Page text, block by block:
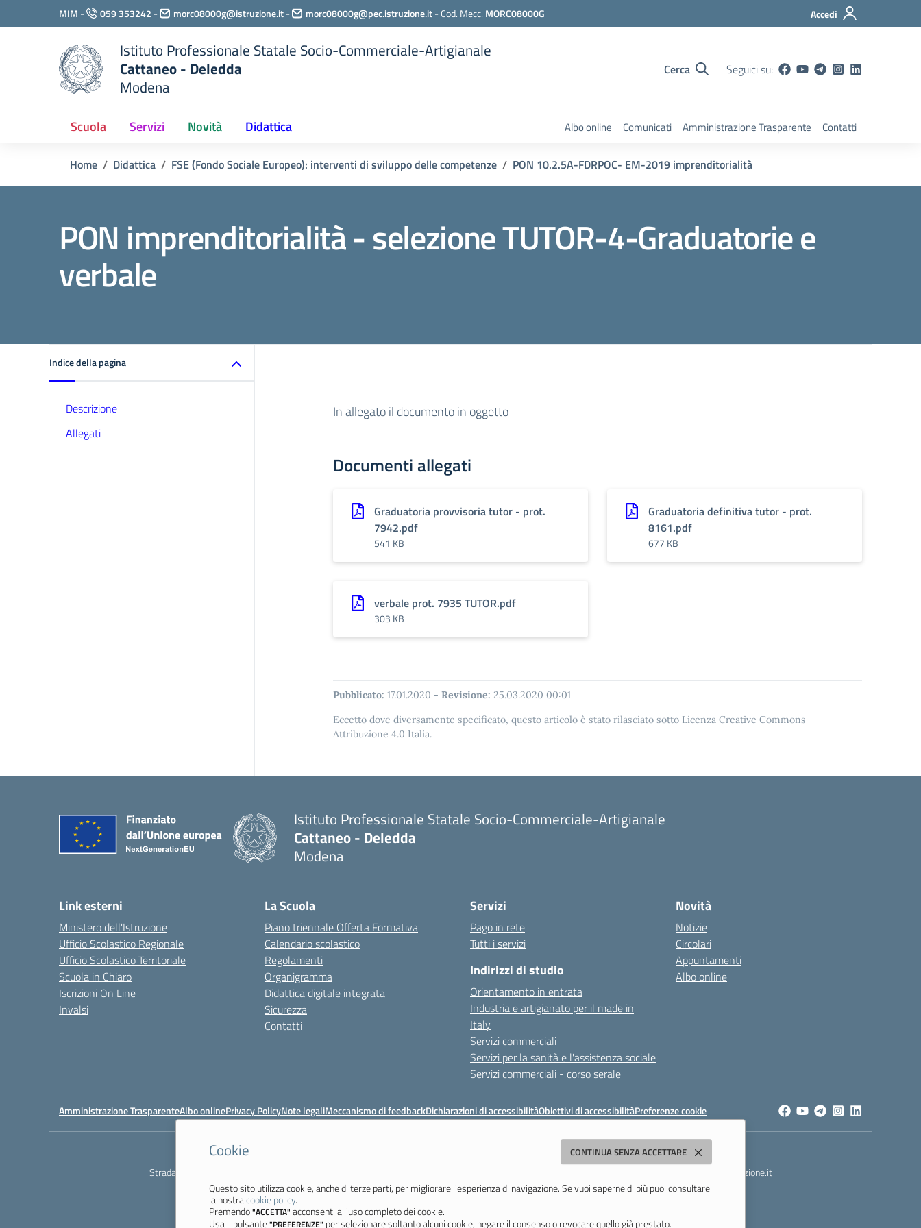
Cookie CONTINUA SENZA ACCETTARE
Questo sito utilizza cookie, anche di terze parti, per migliorare l'esperienza di navigazione. Se vuoi saperne di più puoi consultare
la nostracookie policy.
Premendo"ACCETTA" acconsenti all'uso completo dei cookie.
Usa il pulsante"PREFERENZE" per selezionare soltanto alcuni cookie, negare il consenso o revocare quello già prestato.
Vai ai contenuti
Vai al menu di navigazione
MIM - 059 353242 - morc08000g@istruzione.it- morc08000g@pec.istruzione.it-Cod. Mecc. MORC08000G Accedi
Istituto Professionale Statale Socio-Commerciale-Artigianale
Cattaneo - Deledda
Modena
Cerca Seguici su:
Scuola Servizi Novità Didattica Albo online Comunicati Amministrazione Trasparente Contatti
Home Didattica FSE (Fondo Sociale Europeo): interventi di sviluppo delle competenze PON 10.2.5A-FDRPOC- EM-2019 imprenditorialità
PON imprenditorialità - selezione TUTOR-4-Graduatorie e
verbale
Indice della pagina
Descrizione
Allegati
In allegato il documento in oggetto
Documenti allegati
Graduatoria provvisoria tutor - prot.
7942.pdf
541 KB
Graduatoria definitiva tutor - prot.
8161.pdf
677 KB
verbale prot. 7935 TUTOR.pdf
303 KB
Pubblicato: 17.01.2020 - Revisione: 25.03.2020 00:01
Eccetto dove diversamente specificato, questo articolo è stato rilasciato sotto Licenza Creative Commons
Attribuzione 4.0 Italia.
Istituto Professionale Statale Socio-Commerciale-Artigianale
Cattaneo - Deledda
Modena
Link esterni
Ministero dell'Istruzione
Ufficio Scolastico Regionale
Ufficio Scolastico Territoriale
Scuola in Chiaro
Iscrizioni On Line
Invalsi
La Scuola
Piano triennale Offerta Formativa
Calendario scolastico
Regolamenti
Organigramma
Didattica digitale integrata
Sicurezza
Contatti
Servizi
Pago in rete
Tutti i servizi
Indirizzi di studio
Orientamento in entrata
Industria e artigianato per il made in
Italy
Servizi commerciali
Servizi per la sanità e l'assistenza sociale
Servizi commerciali - corso serale
Novità
Notizie
Circolari
Appuntamenti
Albo online
Amministrazione TrasparenteAlbo onlinePrivacy PolicyNote legaliMeccanismo di feedbackDichiarazioni di accessibilitàObiettivi di accessibilitàPreferenze cookie
Istituto Professionale Statale Socio-Commerciale-Artigianale "Cattaneo - Deledda"
Strada degli Schiocchi, 110 - 41124 Modena - Tel. 059 353242 - Fax 059 351005 - Email:
morc08000g@pec.istruzione.it
Codice meccanografico: MORC08000G - C.F. 94177200360
Ultimo aggiornamento: Mercoledì, 29 Luglio 2026 ore 10:08